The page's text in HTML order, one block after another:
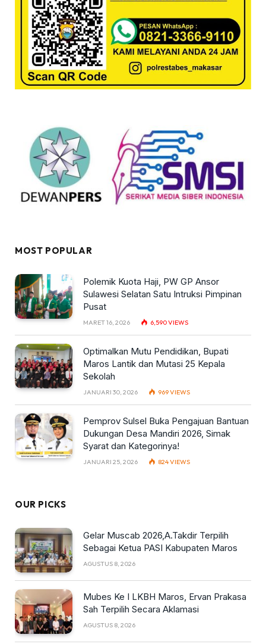
MOST POPULAR
Polemik Kuota Haji, PW GP Ansor
Sulawesi Selatan Satu Intruksi Pimpinan
Pusat
MARET 16, 2026 6,590VIEWS
Optimalkan Mutu Pendidikan, Bupati
Maros Lantik dan Mutasi 25 Kepala
Sekolah
JANUARI 30, 2026 969VIEWS
Pemprov Sulsel Buka Pengajuan Bantuan
Dukungan Desa Mandiri 2026, Simak
Syarat dan Kategorinya!
JANUARI 25, 2026 824VIEWS
OUR PICKS
Gelar Muscab 2026,A.Takdir Terpilih
Sebagai Ketua PASI Kabupaten Maros
AGUSTUS 8, 2026
Mubes Ke I LKBH Maros, Ervan Prakasa
Sah Terpilih Secara Aklamasi
AGUSTUS 8, 2026